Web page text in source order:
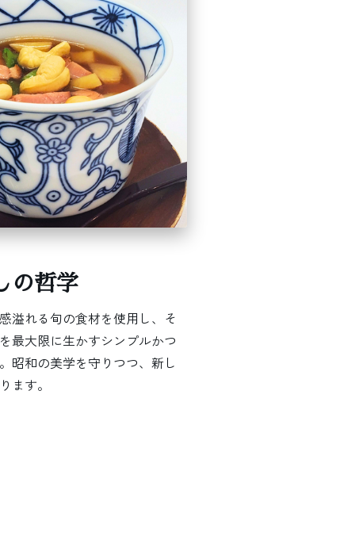
の哲学
溢れる旬の食材を使用し、そ
最大限に生かすシンプルかつ
昭和の美学を守りつつ、新し
ます。